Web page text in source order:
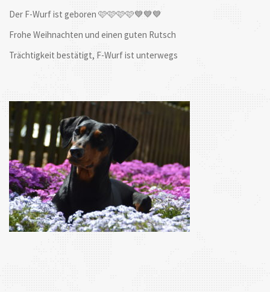
Der F-Wurf ist geboren 🩷🩷🩷🩷💙💙💙
Frohe Weihnachten und einen guten Rutsch
Trächtigkeit bestätigt, F-Wurf ist unterwegs